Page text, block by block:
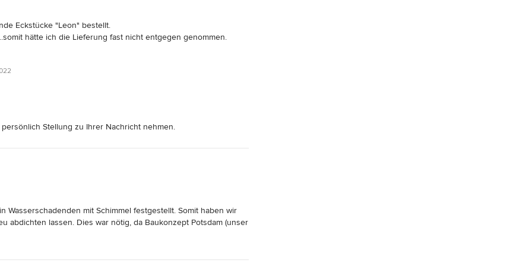
Eckstücke "Leon" bestellt.
hätte ich die Lieferung fast nicht entgegen genommen.
(ges.850 kg) geöffnet und festgestellt, das die gesamten
Fortan speiste man mich mit einer Ausrede nach der
müssen - meines Erachtens hätte Rimini kontrollieren
gibt eine 2. Internetseite von Ihm, auf welcher er beide Farben
für den Endkunden einen Preisvergleich unmöglich zu
Kunden ist es aber somit nicht, denn es handelt sich bei dieser
Vielfaches günstiger bei Hornbach nebenan kaufen kann.Diese
im Internet bewertet.
dem Geschäftsführer R.Janßen und mir.Schade dass ich das
Stellung zu Ihrer Nachricht nehmen.
farblich unterschieden. Das ist selten aber kann vorkommen, da
Lösungen angeboten:
Sie (Gutschrift ist eine Erstattung und kein Gutschein)
diese farblich selber an
aufgrund der schwierigen Verfügbarkeit.
bei einem Partner vor
mit Schimmel festgestellt. Somit haben wir
abdichten lassen. Dies war nötig, da Baukonzept Potsdam (unser